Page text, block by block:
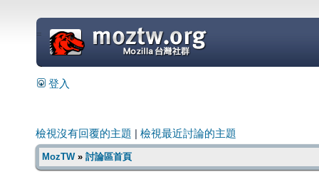
=
登入
檢視沒有回覆的主題 檢視最近討論的主題
MozTW» 討論區首頁